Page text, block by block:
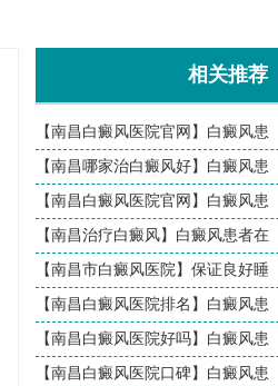
相关推荐
【南昌白癜风医院官网】白癜风患
【南昌哪家治白癜风好】白癜风患
【南昌白癜风医院官网】白癜风患
【南昌治疗白癜风】白癜风患者在
【南昌市白癜风医院】保证良好睡
【南昌白癜风医院排名】白癜风患
【南昌白癜风医院好吗】白癜风患
【南昌白癜风医院口碑】白癜风患